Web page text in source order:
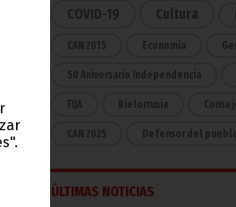
COVID-19 Cultura
CAN 2015 Economía
50 Aniversario Independencia
FIJA Bielorrusia
CAN 2025 Defensor del
ÚLTIMAS NOTICIAS